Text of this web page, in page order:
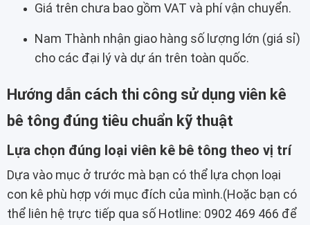
Giá trên chưa bao gồm VAT và phí vận chuyển.
Nam Thành nhận giao hàng số lượng lớn (giá sỉ)
cho các đại lý và dự án trên toàn quốc.
Hướng dẫn cách thi công sử dụng viên kê
bê tông đúng tiêu chuẩn kỹ thuật
Lựa chọn đúng loại viên kê bê tông theo vị trí
Dựa vào mục ở trước mà bạn có thể lựa chọn loại
con kê phù hợp với mục đích của mình.(Hoặc bạn có
thể liên hệ trực tiếp qua số Hotline: 0902 469 466 để